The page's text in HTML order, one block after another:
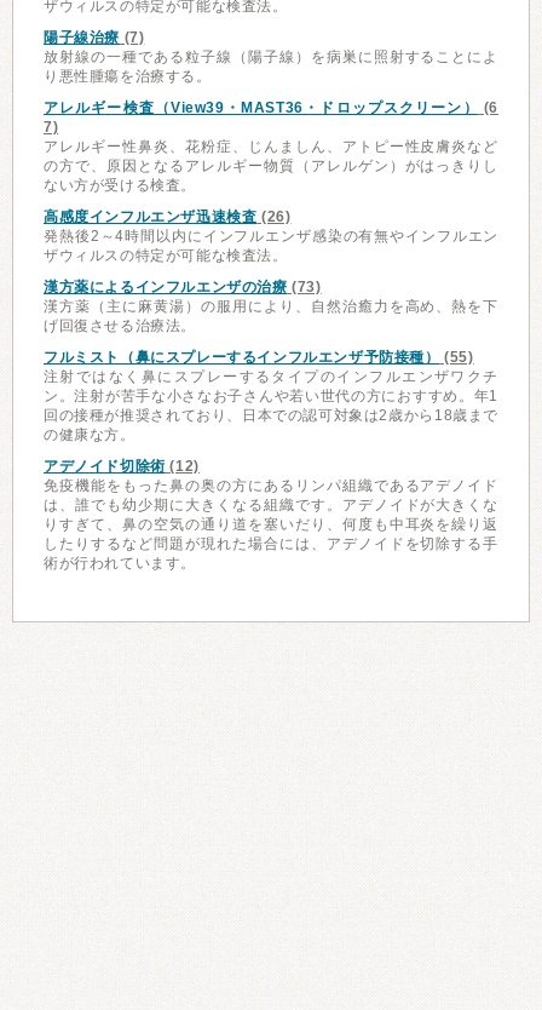
ザウィルスの特定が可能な検査法。
陽子線治療 (7)
放射線の一種である粒子線（陽子線）を病巣に照射することによ
り悪性腫瘍を治療する。
アレルギー検査（View39・MAST36・ドロップスクリーン）
(6
7)
アレルギー性鼻炎、花粉症、じんましん、アトピー性皮膚炎など
の方で、原因となるアレルギー物質（アレルゲン）がはっきりし
ない方が受ける検査。
高感度インフルエンザ迅速検査 (26)
発熱後2～4時間以内にインフルエンザ感染の有無やインフルエン
ザウィルスの特定が可能な検査法。
漢方薬によるインフルエンザの治療 (73)
漢方薬（主に麻黄湯）の服用により、自然治癒力を高め、熱を下
げ回復させる治療法。
フルミスト（鼻にスプレーするインフルエンザ予防接種）
(55)
注射ではなく鼻にスプレーするタイプのインフルエンザワクチ
ン。注射が苦手な小さなお子さんや若い世代の方におすすめ。年1
回の接種が推奨されており、日本での認可対象は2歳から18歳まで
の健康な方。
アデノイド切除術 (12)
免疫機能をもった鼻の奥の方にあるリンパ組織であるアデノイド
は、誰でも幼少期に大きくなる組織です。アデノイドが大きくな
りすぎて、鼻の空気の通り道を塞いだり、何度も中耳炎を繰り返
したりするなど問題が現れた場合には、アデノイドを切除する手
術が行われています。